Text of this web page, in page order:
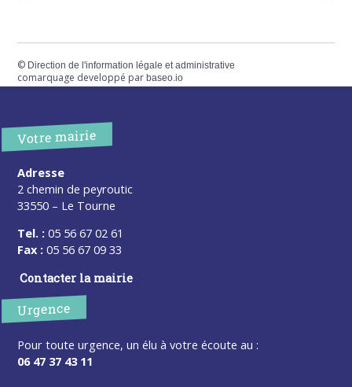
© Direction de l'information légale et administrative
comarquage developpé parbaseo.io
Votre mairie
Adresse
2 chemin de peyroutic
33550 – Le Tourne
Tel. : 05 56 67 02 61
Fax : 05 56 67 09 33
Contacter la mairie
Urgence
Pour toute urgence, un élu à votre écoute au :
06 47 37 43 11